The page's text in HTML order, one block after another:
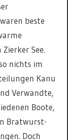
beste
See.
nichts im
Kanu
Verwandte,
Boote,
Bratwurst-
Doch